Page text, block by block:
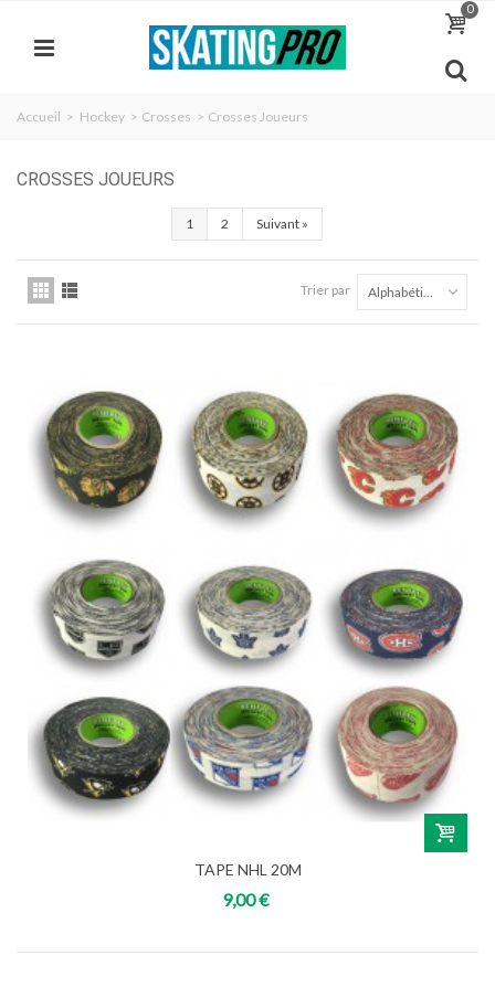
0
Accueil > Hockey > Crosses > Crosses Joueurs
CROSSES JOUEURS
1 2 Suivant »
Trier par
TAPE NHL 20M
9,00 €